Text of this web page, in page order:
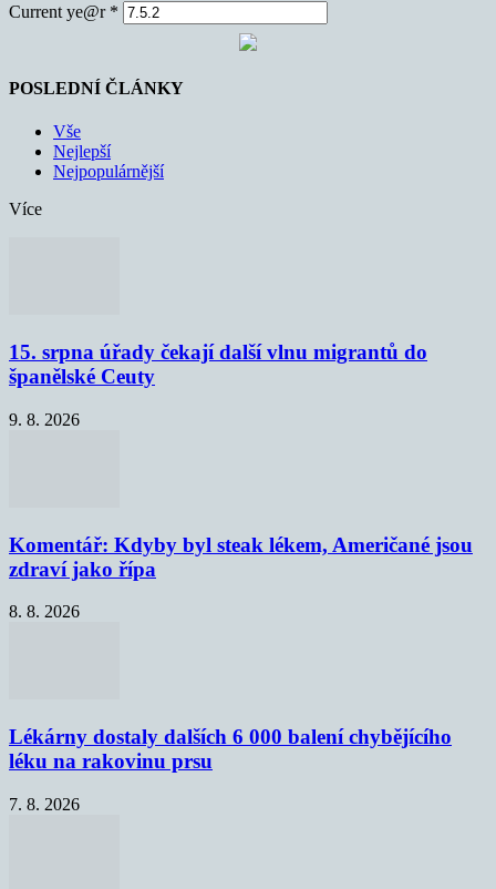
Current ye@r *
POSLEDNÍ ČLÁNKY
Vše
Nejlepší
Nejpopulárnější
Více
15. srpna úřady čekají další vlnu migrantů do
španělské Ceuty
9. 8. 2026
Komentář: Kdyby byl steak lékem, Američané jsou
zdraví jako řípa
8. 8. 2026
Lékárny dostaly dalších 6 000 balení chybějícího
léku na rakovinu prsu
7. 8. 2026